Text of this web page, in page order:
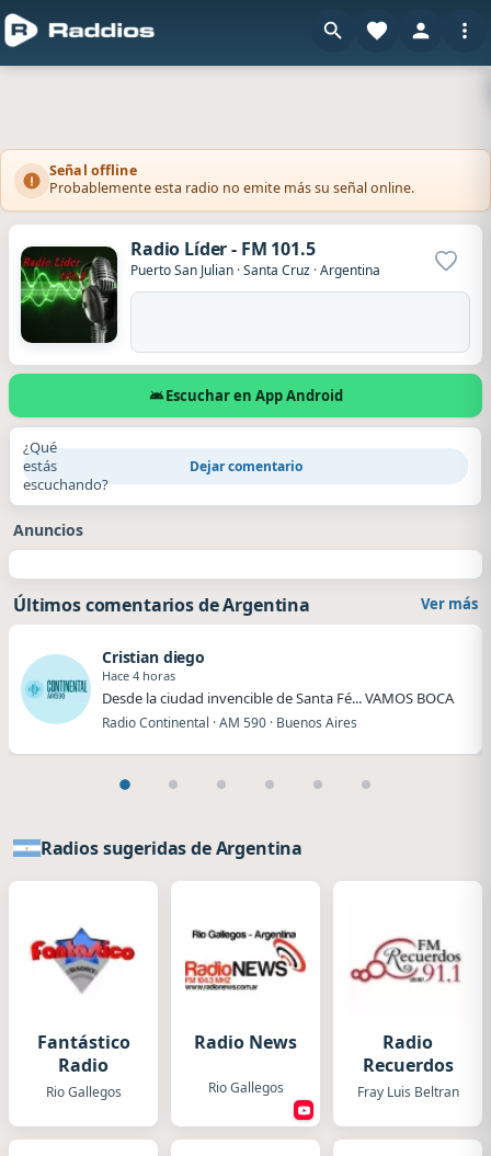
Señal offline
Probablemente esta radio no emite más su señal online.
Radio Líder - FM 101.5
Puerto San Julian ·Santa Cruz ·Argentina
Escuchar en App Android
¿Qué
estás
escuchando?
Dejar comentario
Anuncios
Últimos comentarios de Argentina Ver más
Cristian diego
Hace 4 horas
Desde la ciudad invencible de Santa Fé... VAMOS BOCA
Radio Continental · AM 590 · Buenos Aires
Radios sugeridas de Argentina
Fantástico
Radio
Rio Gallegos
Radio News
Rio Gallegos
Radio
Recuerdos
Fray Luis Beltran